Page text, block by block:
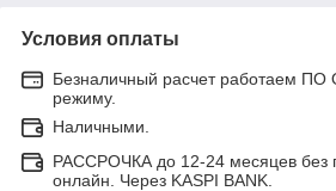
Условия оплаты
Безналичный расчет работаем ПО
режиму.
Наличными.
РАССРОЧКА до 12-24 месяцев без
онлайн. Через KASPI BANK.